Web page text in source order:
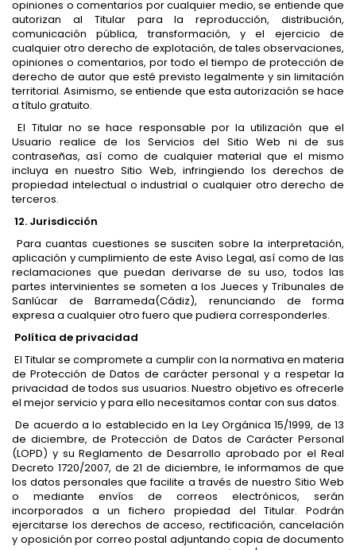
opiniones o comentarios por cualquier medio, se entiende que
autorizan al Titular para la reproducción, distribución,
comunicación pública, transformación, y el ejercicio de
cualquier otro derecho de explotación, de tales observaciones,
opiniones o comentarios, por todo el tiempo de protección de
derecho de autor que esté previsto legalmente y sin limitación
territorial. Asimismo, se entiende que esta autorización se hace
a título gratuito.
El Titular no se hace responsable por la utilización que el
Usuario realice de los Servicios del Sitio Web ni de sus
contraseñas, así como de cualquier material que el mismo
incluya en nuestro Sitio Web, infringiendo los derechos de
propiedad intelectual o industrial o cualquier otro derecho de
terceros.
12. Jurisdicción
Para cuantas cuestiones se susciten sobre la interpretación,
aplicación y cumplimiento de este Aviso Legal, así como de las
reclamaciones que puedan derivarse de su uso, todos las
partes intervinientes se someten a los Jueces y Tribunales de
Sanlúcar de Barrameda(Cádiz), renunciando de forma
expresa a cualquier otro fuero que pudiera corresponderles.
Política de privacidad
El Titular se compromete a cumplir con la normativa en materia
de Protección de Datos de carácter personal y a respetar la
privacidad de todos sus usuarios. Nuestro objetivo es ofrecerle
el mejor servicio y para ello necesitamos contar con sus datos.
De acuerdo a lo establecido en la Ley Orgánica 15/1999, de 13
de diciembre, de Protección de Datos de Carácter Personal
(LOPD) y su Reglamento de Desarrollo aprobado por el Real
Decreto 1720/2007, de 21 de diciembre, le informamos de que
los datos personales que facilite a través de nuestro Sitio Web
o mediante envíos de correos electrónicos, serán
incorporados a un fichero propiedad del Titular. Podrán
ejercitarse los derechos de acceso, rectificación, cancelación
y oposición por correo postal adjuntando copia de documento